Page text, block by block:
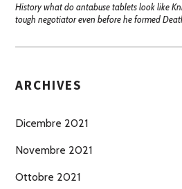
History what do antabuse tablets look like
tough negotiator even before he formed
ARCHIVES
Dicembre 2021
Novembre 2021
Ottobre 2021